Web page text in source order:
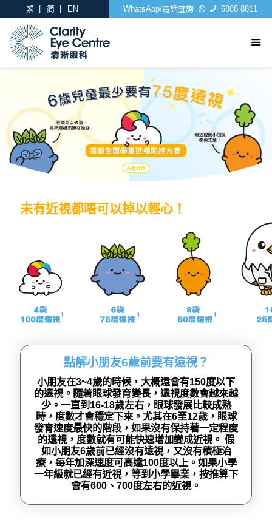
繁 简 EN WhatsApp/電話查詢 6888 8811
未有近視都唔可以掉以輕心！
點解小朋友6歲前要有遠視？
小朋友在3~4歲的時候，大概還會有150度以下
的遠視。隨着眼球發育變長，遠視度數會越來越
少。一直到16-18歲左右，眼球發展比較成熟
時，度數才會穩定下來。尤其在6至12歲，眼球
發育速度最快的階段，如果沒有保持著一定程度
的遠視，度數就有可能快速增加變成近視。 假
如小朋友6歲前已經沒有遠視，又沒有積極治
療，每年加深速度可高達100度以上。如果小學
一年級就已經有近視，等到小學畢業，按推算下
會有600、700度左右的近視。